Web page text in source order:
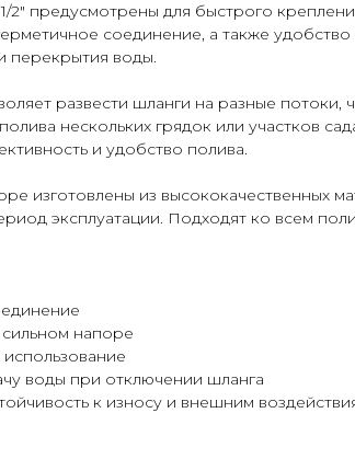
2" предусмотрены для быстрого
соединение, а также
перекрытия воды.
развести шланги на разные потоки,
нескольких грядок или участков
и удобство полива.
изготовлены из высококачественных
эксплуатации. Подходят ко всем
напоре
воды при отключении шланга
к износу и внешним